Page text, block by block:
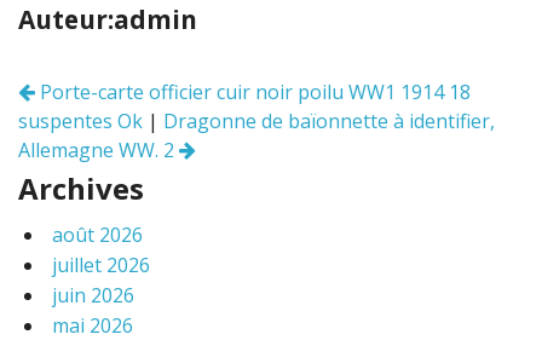
b
o
k
er l
Auteur:admin
Navigation
des
articles
Porte-carte officier cuir noir poilu WW1 1914 18
suspentes Ok | Dragonne de baïonnette à identifier,
Allemagne WW. 2
Archives
août 2026
juillet 2026
juin 2026
mai 2026